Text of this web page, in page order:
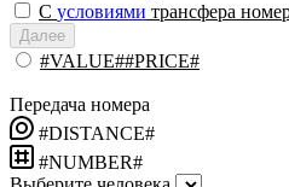
С условиями трансфера
Далее
#VALUE##PRICE#
Передача номера
#DISTANCE#
#NUMBER#